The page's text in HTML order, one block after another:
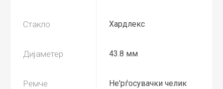
Стакло Хардлекс
Дијаметер 43.8 мм
Ремче Не'рѓосувачки челик